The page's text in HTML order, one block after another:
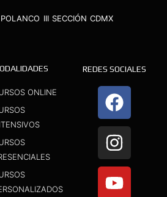
III SECCIÓN CDMX
ONLINE
REDES SOCIALES
F
a
c
e
b
o
I
n
s
t
a
g
Y
o
u
t
u
b